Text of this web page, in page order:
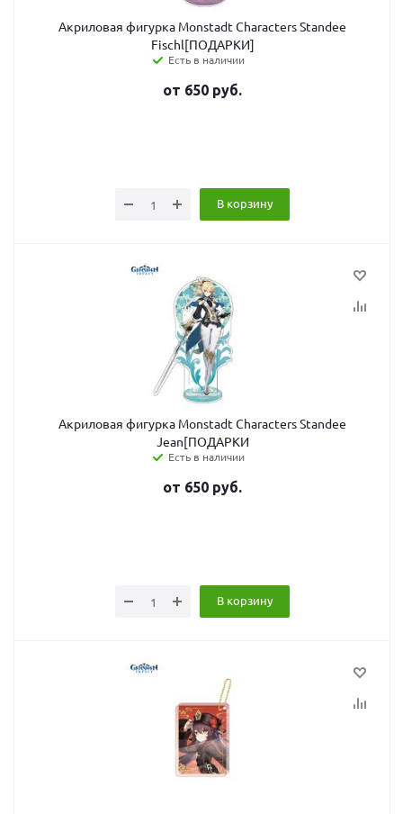
Акриловая фигурка Monstadt Characters Standee
Fischl[ПОДАРКИ]
Есть в наличии
от 650 руб.
В корзину
Акриловая фигурка Monstadt Characters Standee
Jean[ПОДАРКИ
Есть в наличии
от 650 руб.
В корзину